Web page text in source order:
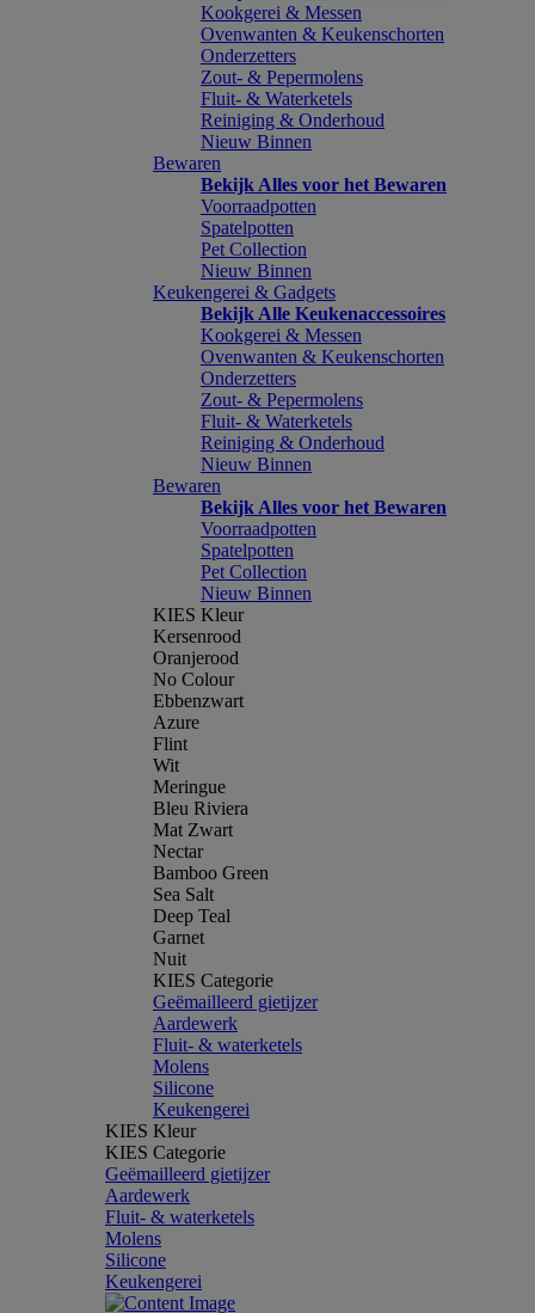
Kookgerei & Messen
Ovenwanten & Keukenschorten
Onderzetters
Zout- & Pepermolens
Fluit- & Waterketels
Reiniging & Onderhoud
Nieuw Binnen
Bewaren
Bekijk Alles voor het Bewaren
Voorraadpotten
Spatelpotten
Pet Collection
Nieuw Binnen
Keukengerei & Gadgets
Bekijk Alle Keukenaccessoires
Kookgerei & Messen
Ovenwanten & Keukenschorten
Onderzetters
Zout- & Pepermolens
Fluit- & Waterketels
Reiniging & Onderhoud
Nieuw Binnen
Bewaren
Bekijk Alles voor het Bewaren
Voorraadpotten
Spatelpotten
Pet Collection
Nieuw Binnen
KIES Kleur
Kersenrood
Oranjerood
No Colour
Ebbenzwart
Azure
Flint
Wit
Meringue
Bleu Riviera
Mat Zwart
Nectar
Bamboo Green
Sea Salt
Deep Teal
Garnet
Nuit
KIES Categorie
Geëmailleerd gietijzer
Aardewerk
Fluit- & waterketels
Molens
Silicone
Keukengerei
KIES Kleur
KIES Categorie
Geëmailleerd gietijzer
Aardewerk
Fluit- & waterketels
Molens
Silicone
Keukengerei